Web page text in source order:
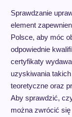
Sprawdzanie
element
Polsce, aby móc
odpowiednie
certyfikaty
uzyskiwania
teoretyczne oraz
Aby sprawdzić,
można zwrócić się